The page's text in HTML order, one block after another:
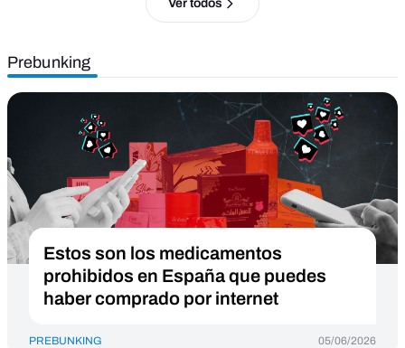
Ver todos
Prebunking
Estos son los medicamentos
prohibidos en España que puedes
haber comprado por internet
PREBUNKING 05/06/2026